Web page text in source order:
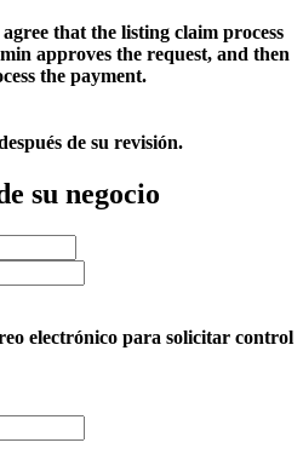
that the listing claim process
approves the request, and then
the payment.
de su revisión.
su negocio
electrónico para solicitar control